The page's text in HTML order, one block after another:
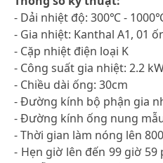
- Dải nhiệt độ: 300℃ -
- Gia nhiệt: Kanthal A1, 01
- Cặp nhiệt điện loại K
- Công suất gia nhiệt: 2.2
- Chiều dài ống: 30cm
- Đường kính bộ phận gia
- Đường kính ống nung
- Thời gian làm nóng lên
- Hẹn giờ lên đến 99 giờ